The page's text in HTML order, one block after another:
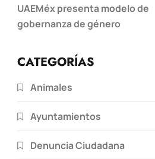
UAEMéx presenta modelo de
gobernanza de género
CATEGORÍAS
Animales
Ayuntamientos
Denuncia Ciudadana